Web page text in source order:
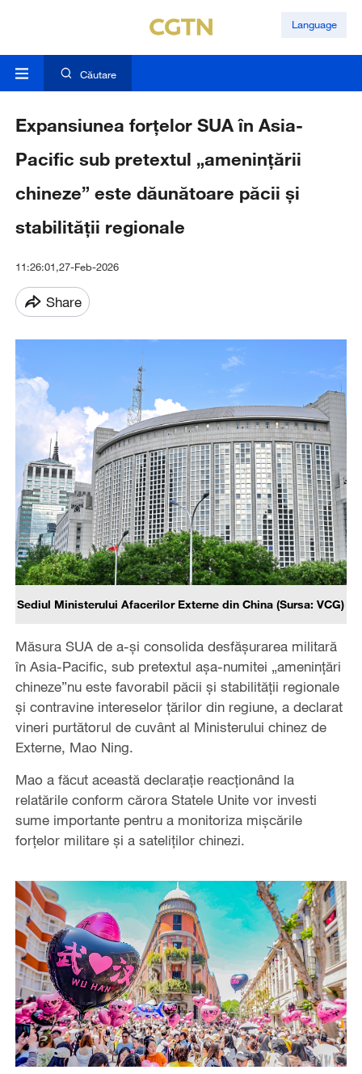
Language
Căutare
Expansiunea forțelor SUA în Asia-
Pacific sub pretextul „amenințării
chineze” este dăunătoare păcii și
stabilității regionale
11:26:01,27-Feb-2026
Share
Sediul Ministerului Afacerilor Externe din China (Sursa: VCG)
Măsura SUA de a-și consolida desfășurarea militară
în Asia-Pacific, sub pretextul așa-numitei „amenințări
chineze”nu este favorabil păcii și stabilității regionale
și contravine intereselor țărilor din regiune, a declarat
vineri purtătorul de cuvânt al Ministerului chinez de
Externe, Mao Ning.
Mao a făcut această declarație reacționând la
relatările conform cărora Statele Unite vor investi
sume importante pentru a monitoriza mișcările
forțelor militare și a sateliților chinezi.